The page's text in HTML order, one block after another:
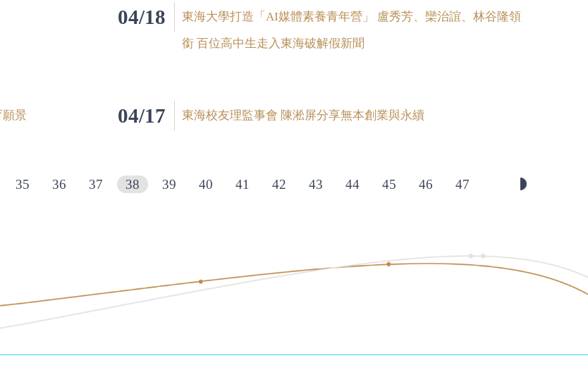
04/18
東海大學打造「AI媒體素養青年營」 盧秀芳、欒治誼、林谷隆領
銜 百位高中生走入東海破解假新聞
願景
04/17 東海校友理監事會 陳淞屏分享無本創業與永續
35 36 37 38 39 40 41 42 43 44 45 46 47